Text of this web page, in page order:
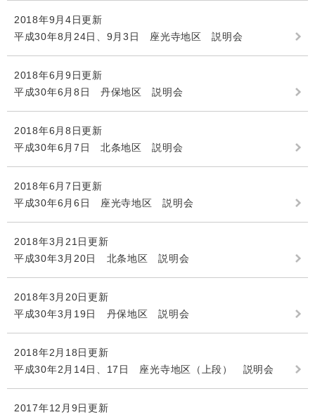
2018年9月4日更新
平成30年8月24日、9月3日 座光寺地区 説明会
2018年6月9日更新
平成30年6月8日 丹保地区 説明会
2018年6月8日更新
平成30年6月7日 北条地区 説明会
2018年6月7日更新
平成30年6月6日 座光寺地区 説明会
2018年3月21日更新
平成30年3月20日 北条地区 説明会
2018年3月20日更新
平成30年3月19日 丹保地区 説明会
2018年2月18日更新
平成30年2月14日、17日 座光寺地区（上段） 説明会
2017年12月9日更新